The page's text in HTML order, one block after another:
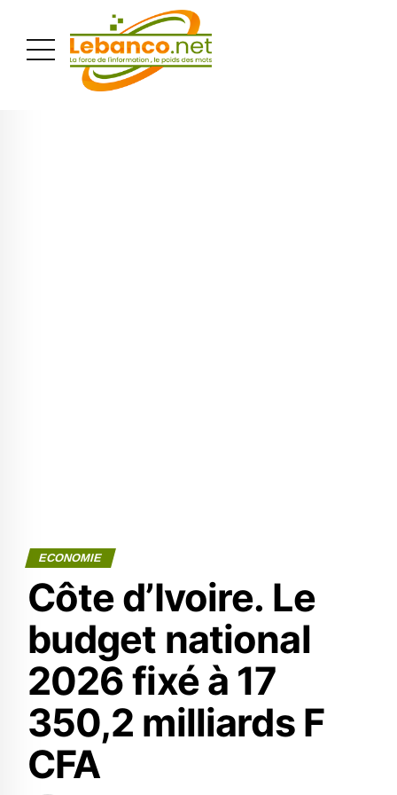
ECONOMIE
Côte d’Ivoire. Le
budget national
2026 fixé à 17
350,2 milliards F
CFA